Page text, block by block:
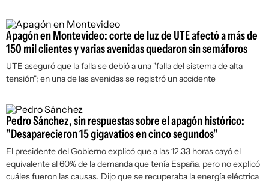
Apagón en Montevideo: corte de luz de UTE afectó a más de
150 mil clientes y varias avenidas quedaron sin semáforos
UTE aseguró que la falla se debió a una "falla del sistema de alta
tensión"; en una de las avenidas se registró un accidente
Pedro Sánchez, sin respuestas sobre el apagón histórico:
"Desaparecieron 15 gigavatios en cinco segundos"
El presidente del Gobierno explicó que a las 12.33 horas cayó el
equivalente al 60% de la demanda que tenía España, pero no explicó
cuáles fueron las causas. Dijo que se recuperaba la energía eléctrica